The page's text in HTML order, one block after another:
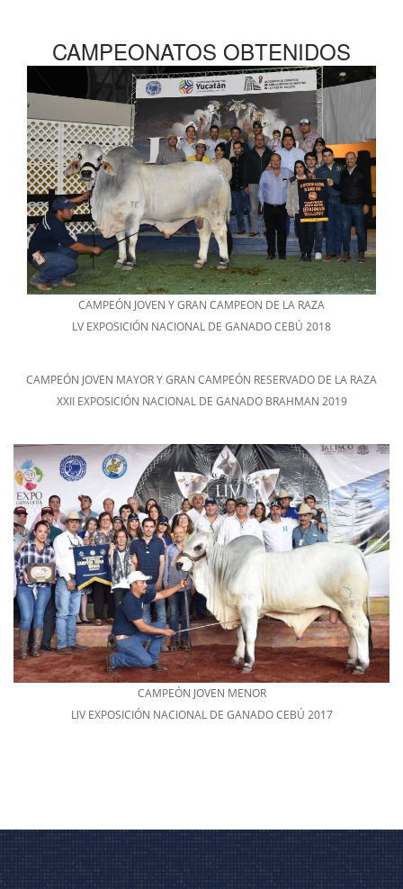
CAMPEONATOS OBTENIDOS
CAMPEÓN JOVEN Y GRAN CAMPEON DE LA RAZA
LV EXPOSICIÓN NACIONAL DE GANADO CEBÚ 2018
CAMPEÓN JOVEN MAYOR Y GRAN CAMPEÓN RESERVADO DE LA RAZA
XXII EXPOSICIÓN NACIONAL DE GANADO BRAHMAN 2019
CAMPEÓN JOVEN MENOR
LlV EXPOSICIÓN NACIONAL DE GANADO CEBÚ 2017